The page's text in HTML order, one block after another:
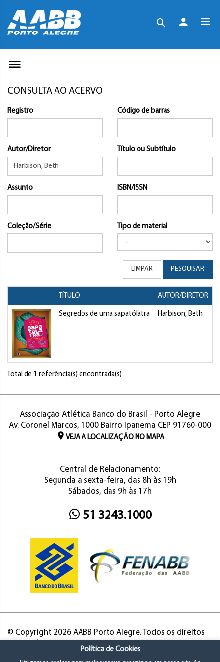
CONSULTA AO ACERVO
Registro Código de barras
Autor/Diretor Título ou Subtítulo
Assunto ISBN/ISSN
Coleção/Série Tipo de material
LIMPAR PESQUISAR
TÍTULO AUTOR/DIRETOR
Segredos de uma sapatólatra Harbison, Beth
Total de 1 referência(s) encontrada(s)
Associação Atlética Banco do Brasil - Porto Alegre
Av. Coronel Marcos, 1000 Bairro Ipanema CEP 91760-000
VEJA A LOCALIZAÇÃO NO MAPA
Central de Relacionamento:
Segunda a sexta-feira, das 8h às 19h
Sábados, das 9h às 17h
51 3243.1000
© Copyright 2026 AABB Porto Alegre. Todos os direitos
Política de Cookies